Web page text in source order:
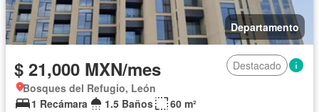
Departamento
$ 21,000 MXN/mes
Destacado
Bosques del Refugio, León
1 Recámara
1.5 Baños
60 m²